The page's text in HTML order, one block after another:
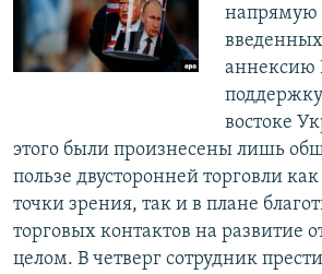
напрямую
аннексию
востоке
этого были произнесены лишь
пользе двусторонней торговли
точки зрения, так и в плане
торговых контактов на развитие
целом. В четверг сотрудник